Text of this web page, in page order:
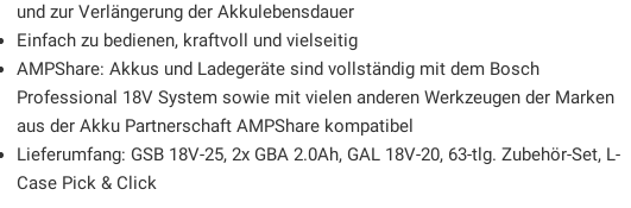
und zur Verlängerung der Akkulebensdauer
Einfach zu bedienen, kraftvoll und vielseitig
AMPShare: Akkus und Ladegeräte sind vollständig mit dem Bosch
Professional 18V System sowie mit vielen anderen Werkzeugen der Marken
aus der Akku Partnerschaft AMPShare kompatibel
Lieferumfang: GSB 18V-25, 2x GBA 2.0Ah, GAL 18V-20, 63-tlg. Zubehör-Set, L-
Case Pick & Click